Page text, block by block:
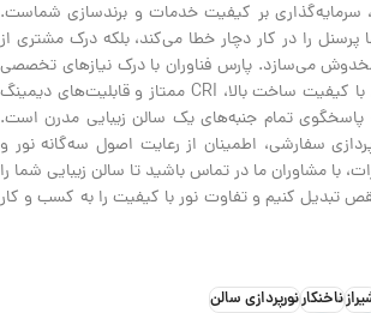
سرمایه‌گذاری بر کیفیت خدمات و برندسازی شماست.
پرسنل را در کار دچار خطا می‌کند، بلکه درک مشتری از
می‌سازد. پارس فناوران با درک نیازهای تخصصی
صنعت زیبایی، محصولاتی با کیفیت ساخت بالا، CRI ممتاز و قابلیت‌های دیمینگ
پاسخگوی تمام جنبه‌های یک سالن زیبایی مدرن است.
سفارشی، اطمینان از رعایت اصول سه‌گانه نور و
با مشاوران ما در تماس باشید تا سالن زیبایی شما را
تبدیل کنیم و تفاوت نور با کیفیت را به کسب و کار
ناخنکارنورپردازی سالن